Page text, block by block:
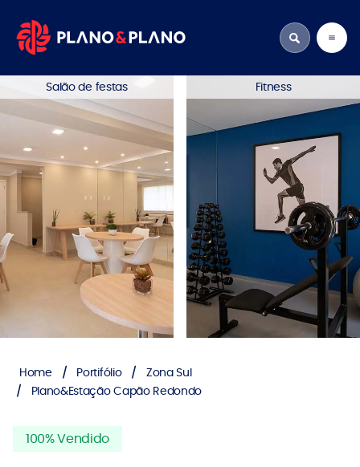
Salão de festas Fitness
Home Portifólio
Zona Sul
Plano&Estação Capão Redondo
100% Vendido